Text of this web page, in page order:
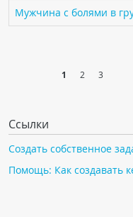
Мужчина с болями в
1 2 3
Ссылки
Создать собственное
Помощь: Как создавать